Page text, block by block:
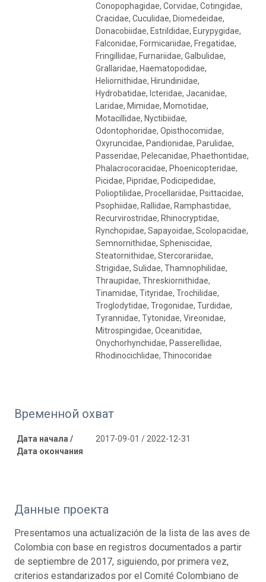
Conopophagidae, Corvidae, Cotingidae,
Cracidae, Cuculidae, Diomedeidae,
Donacobiidae, Estrildidae, Eurypygidae,
Falconidae, Formicariidae, Fregatidae,
Fringillidae, Furnariidae, Galbulidae,
Grallaridae, Haematopodidae,
Heliornithidae, Hirundinidae,
Hydrobatidae, Icteridae, Jacanidae,
Laridae, Mimidae, Momotidae,
Motacillidae, Nyctibiidae,
Odontophoridae, Opisthocomidae,
Oxyruncidae, Pandionidae, Parulidae,
Passeridae, Pelecanidae, Phaethontidae,
Phalacrocoracidae, Phoenicopteridae,
Picidae, Pipridae, Podicipedidae,
Polioptilidae, Procellariidae, Psittacidae,
Psophiidae, Rallidae, Ramphastidae,
Recurvirostridae, Rhinocryptidae,
Rynchopidae, Sapayoidae, Scolopacidae,
Semnornithidae, Spheniscidae,
Steatornithidae, Stercorariidae,
Strigidae, Sulidae, Thamnophilidae,
Thraupidae, Threskiornithidae,
Tinamidae, Tityridae, Trochilidae,
Troglodytidae, Trogonidae, Turdidae,
Tyrannidae, Tytonidae, Vireonidae,
Mitrospingidae, Oceanitidae,
Onychorhynchidae, Passerellidae,
Rhodinocichlidae, Thinocoridae
Временной охват
Дата начала /
Дата окончания
2017-09-01 / 2022-12-31
Данные проекта
Presentamos una actualización de la lista de las aves de
Colombia con base en registros documentados a partir
de septiembre de 2017, siguiendo, por primera vez,
criterios estandarizados por el Comité Colombiano de